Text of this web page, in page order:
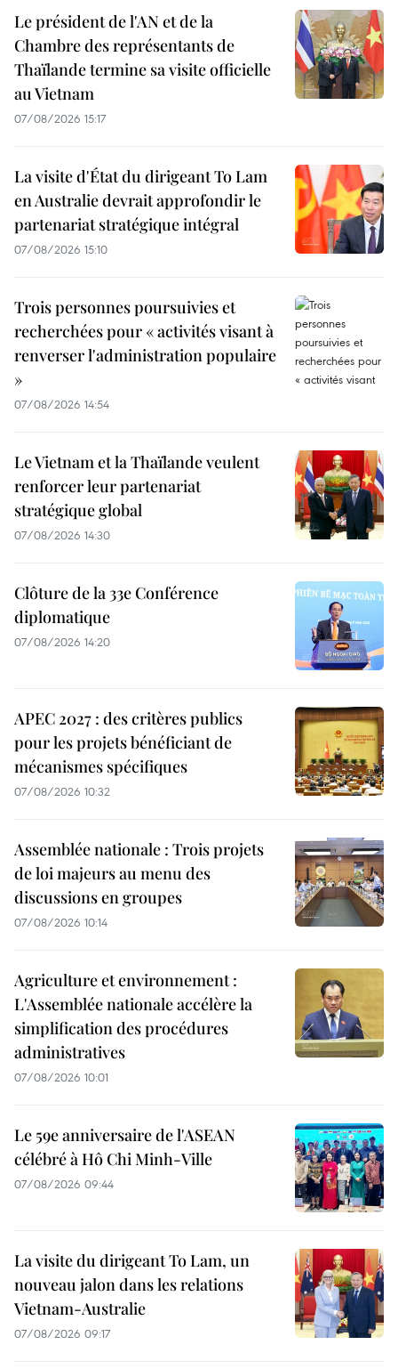
Le président de l'AN et de la
Chambre des représentants de
Thaïlande termine sa visite officielle
au Vietnam
07/08/2026 15:17
La visite d'État du dirigeant To Lam
en Australie devrait approfondir le
partenariat stratégique intégral
07/08/2026 15:10
Trois personnes poursuivies et
recherchées pour « activités visant à
renverser l'administration populaire
»
07/08/2026 14:54
Le Vietnam et la Thaïlande veulent
renforcer leur partenariat
stratégique global
07/08/2026 14:30
Clôture de la 33e Conférence
diplomatique
07/08/2026 14:20
APEC 2027 : des critères publics
pour les projets bénéficiant de
mécanismes spécifiques
07/08/2026 10:32
Assemblée nationale : Trois projets
de loi majeurs au menu des
discussions en groupes
07/08/2026 10:14
Agriculture et environnement :
L'Assemblée nationale accélère la
simplification des procédures
administratives
07/08/2026 10:01
Le 59e anniversaire de l'ASEAN
célébré à Hô Chi Minh-Ville
07/08/2026 09:44
La visite du dirigeant To Lam, un
nouveau jalon dans les relations
Vietnam-Australie
07/08/2026 09:17